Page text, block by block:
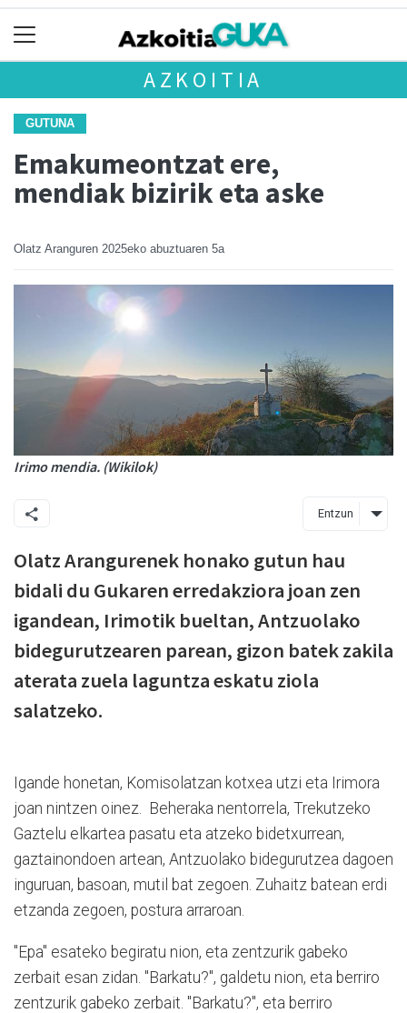
AZKOITIA
GUTUNA
Emakumeontzat ere,
mendiak bizirik eta aske
Olatz Aranguren 2025eko abuztuaren 5a
Irimo mendia. (Wikilok)
Entzun
Olatz Arangurenek honako gutun hau
bidali du Gukaren erredakziora joan zen
igandean, Irimotik bueltan, Antzuolako
bidegurutzearen parean, gizon batek zakila
aterata zuela laguntza eskatu ziola
salatzeko.
Igande honetan, Komisolatzan kotxea utzi eta Irimora
joan nintzen oinez. Beheraka nentorrela, Trekutzeko
Gaztelu elkartea pasatu eta atzeko bidetxurrean,
gaztainondoen artean, Antzuolako bidegurutzea dagoen
inguruan, basoan, mutil bat zegoen. Zuhaitz batean erdi
etzanda zegoen, postura arraroan.
"Epa" esateko begiratu nion, eta zentzurik gabeko
zerbait esan zidan. "Barkatu?", galdetu nion, eta berriro
zentzurik gabeko zerbait. "Barkatu?", eta berriro